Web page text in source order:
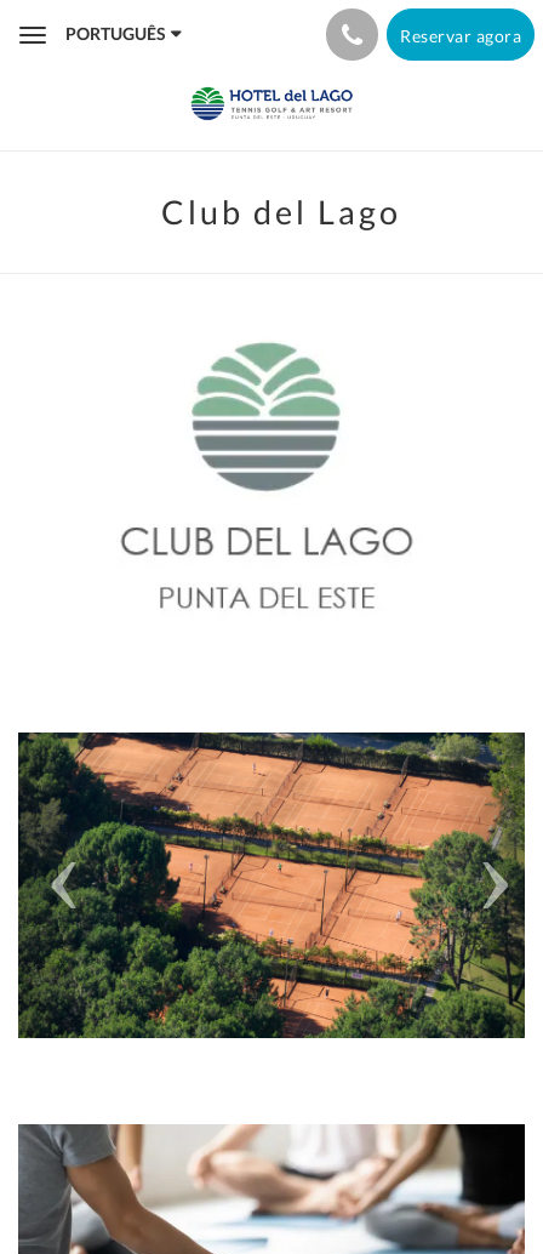
TogglePORTUGUÊS Reservar agora
Club del Lago
Previous Next